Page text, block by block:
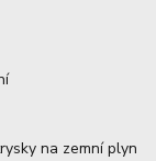
na zemní plyn